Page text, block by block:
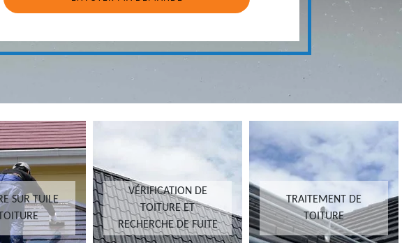
SUR TUILE
VÉRIFICATION DE
TOITURE ET
RECHERCHE DE FUITE
TRAITEMENT DE
TOITURE